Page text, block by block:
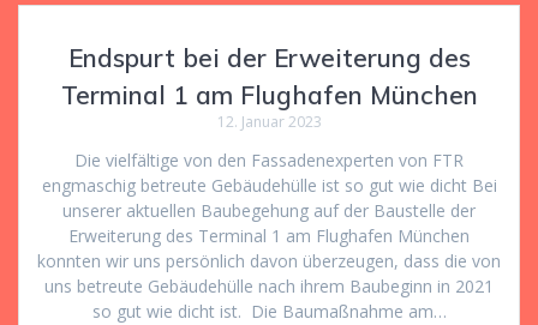
Endspurt bei der Erweiterung des
Terminal 1 am Flughafen München
12. Januar 2023
Die vielfältige von den Fassadenexperten von FTR
engmaschig betreute Gebäudehülle ist so gut wie dicht Bei
unserer aktuellen Baubegehung auf der Baustelle der
Erweiterung des Terminal 1 am Flughafen München
konnten wir uns persönlich davon überzeugen, dass die von
uns betreute Gebäudehülle nach ihrem Baubeginn in 2021
so gut wie dicht ist. Die Baumaßnahme am…